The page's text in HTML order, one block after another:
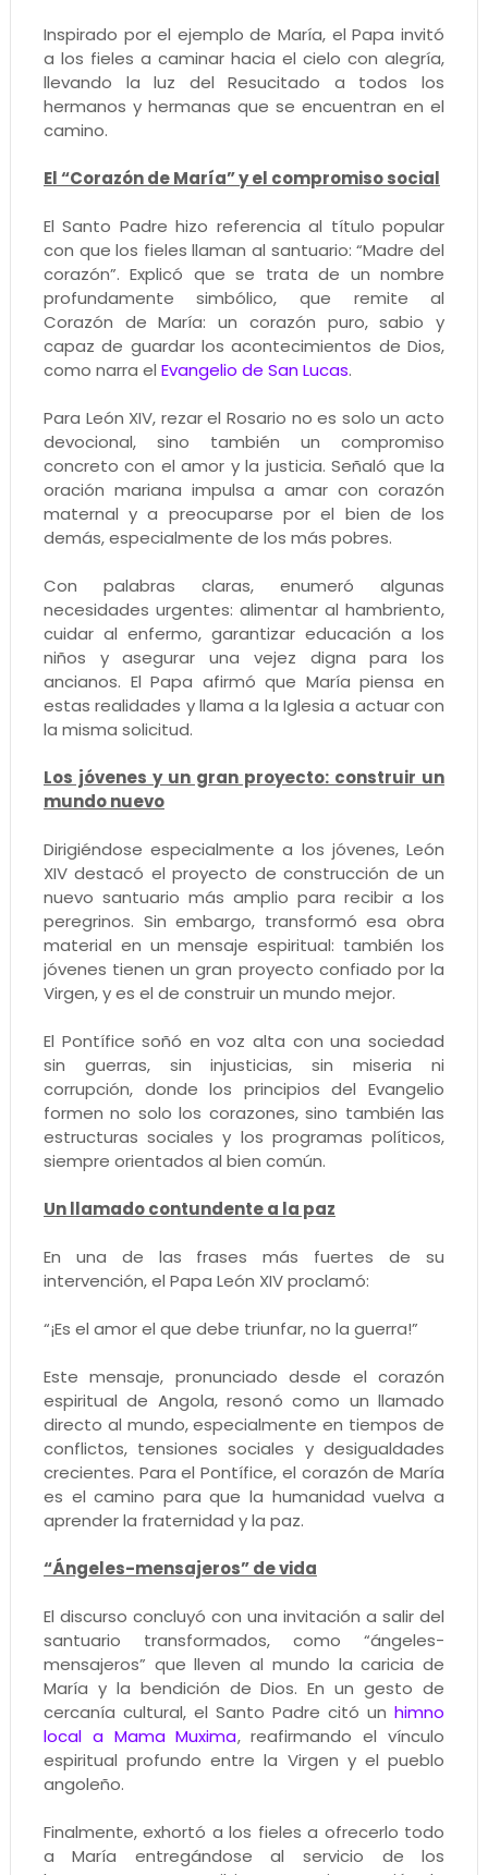
Inspirado por el ejemplo de María, el Papa invitó
a los fieles a caminar hacia el cielo con alegría,
llevando la luz del Resucitado a todos los
hermanos y hermanas que se encuentran en el
camino.
El “Corazón de María” y el compromiso social
El Santo Padre hizo referencia al título popular
con que los fieles llaman al santuario: “Madre del
corazón”. Explicó que se trata de un nombre
profundamente simbólico, que remite al
Corazón de María: un corazón puro, sabio y
capaz de guardar los acontecimientos de Dios,
como narra el Evangelio de San Lucas.
Para León XIV, rezar el Rosario no es solo un acto
devocional, sino también un compromiso
concreto con el amor y la justicia. Señaló que la
oración mariana impulsa a amar con corazón
maternal y a preocuparse por el bien de los
demás, especialmente de los más pobres.
Con palabras claras, enumeró algunas
necesidades urgentes: alimentar al hambriento,
cuidar al enfermo, garantizar educación a los
niños y asegurar una vejez digna para los
ancianos. El Papa afirmó que María piensa en
estas realidades y llama a la Iglesia a actuar con
la misma solicitud.
Los jóvenes y un gran proyecto: construir un
mundo nuevo
Dirigiéndose especialmente a los jóvenes, León
XIV destacó el proyecto de construcción de un
nuevo santuario más amplio para recibir a los
peregrinos. Sin embargo, transformó esa obra
material en un mensaje espiritual: también los
jóvenes tienen un gran proyecto confiado por la
Virgen, y es el de construir un mundo mejor.
El Pontífice soñó en voz alta con una sociedad
sin guerras, sin injusticias, sin miseria ni
corrupción, donde los principios del Evangelio
formen no solo los corazones, sino también las
estructuras sociales y los programas políticos,
siempre orientados al bien común.
Un llamado contundente a la paz
En una de las frases más fuertes de su
intervención, el Papa León XIV proclamó:
“¡Es el amor el que debe triunfar, no la guerra!”
Este mensaje, pronunciado desde el corazón
espiritual de Angola, resonó como un llamado
directo al mundo, especialmente en tiempos de
conflictos, tensiones sociales y desigualdades
crecientes. Para el Pontífice, el corazón de María
es el camino para que la humanidad vuelva a
aprender la fraternidad y la paz.
“Ángeles-mensajeros” de vida
El discurso concluyó con una invitación a salir del
santuario transformados, como “ángeles-
mensajeros” que lleven al mundo la caricia de
María y la bendición de Dios. En un gesto de
cercanía cultural, el Santo Padre citó unhimno
local a Mama Muxima, reafirmando el vínculo
espiritual profundo entre la Virgen y el pueblo
angoleño.
Finalmente, exhortó a los fieles a ofrecerlo todo
a María entregándose al servicio de los